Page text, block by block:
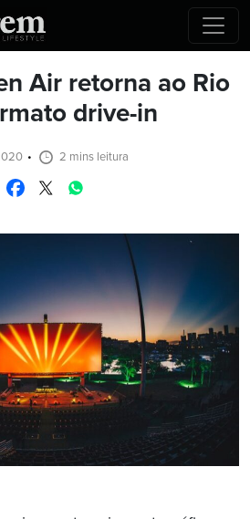
Air retorna ao Rio
drive-in
2 mins leitura